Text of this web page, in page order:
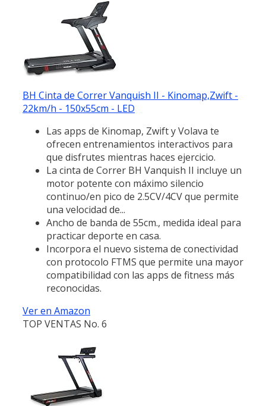
BH Cinta de Correr Vanquish II - Kinomap,Zwift -
22km/h - 150x55cm - LED
Las apps de Kinomap, Zwift y Volava te
ofrecen entrenamientos interactivos para
que disfrutes mientras haces ejercicio.
La cinta de Correr BH Vanquish II incluye un
motor potente con máximo silencio
continuo/en pico de 2.5CV/4CV que permite
una velocidad de...
Ancho de banda de 55cm., medida ideal para
practicar deporte en casa.
Incorpora el nuevo sistema de conectividad
con protocolo FTMS que permite una mayor
compatibilidad con las apps de fitness más
reconocidas.
Ver en Amazon
TOP VENTAS No. 6